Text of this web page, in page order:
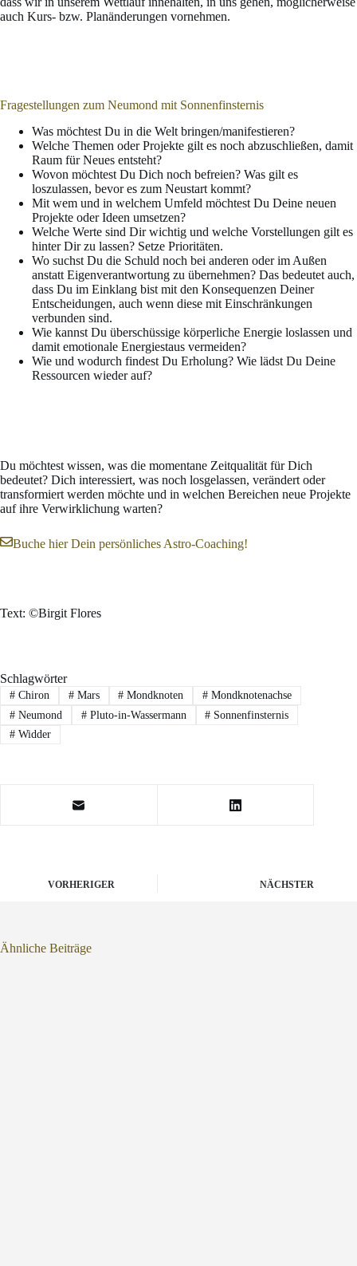
auch Kurs- bzw. Planänderungen vornehmen.
Fragestellungen zum Neumond mit Sonnenfinsternis
Was möchtest Du in die Welt bringen/manifestieren?
Welche Themen oder Projekte gilt es noch abzuschließen, damit
Raum für Neues entsteht?
Wovon möchtest Du Dich noch befreien? Was gilt es
loszulassen, bevor es zum Neustart kommt?
Mit wem und in welchem Umfeld möchtest Du Deine neuen
Projekte oder Ideen umsetzen?
Welche Werte sind Dir wichtig und welche Vorstellungen gilt es
hinter Dir zu lassen? Setze Prioritäten.
Wo suchst Du die Schuld noch bei anderen oder im Außen
anstatt Eigenverantwortung zu übernehmen? Das bedeutet auch,
dass Du im Einklang bist mit den Konsequenzen Deiner
Entscheidungen, auch wenn diese mit Einschränkungen
verbunden sind.
Wie kannst Du überschüssige körperliche Energie loslassen und
damit emotionale Energiestaus vermeiden?
Wie und wodurch findest Du Erholung? Wie lädst Du Deine
Ressourcen wieder auf?
Du möchtest wissen, was die momentane Zeitqualität für Dich
bedeutet? Dich interessiert, was noch losgelassen, verändert oder
transformiert werden möchte und in welchen Bereichen neue Projekte
auf ihre Verwirklichung warten?
Buche hier Dein persönliches Astro-Coaching!
Text: ©Birgit Flores
Schlagwörter
#Chiron #Mars # Mondknoten # Mondknotenachse
#Neumond #Pluto-in-Wassermann # Sonnenfinsternis
#Widder
VORHERIGER NÄCHSTER
Ähnliche Beiträge